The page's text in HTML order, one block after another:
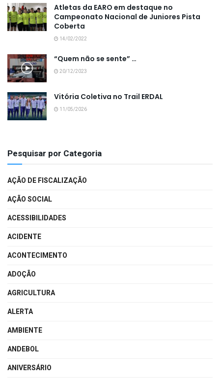
Atletas da EARO em destaque no
Campeonato Nacional de Juniores Pista
Coberta
14/02/2022
“Quem não se sente” …
20/12/2023
Vitória Coletiva no Trail ERDAL
11/05/2026
Pesquisar por Categoria
AÇÃO DE FISCALIZAÇÃO
AÇÃO SOCIAL
ACESSIBILIDADES
ACIDENTE
ACONTECIMENTO
ADOÇÃO
AGRICULTURA
ALERTA
AMBIENTE
ANDEBOL
ANIVERSÁRIO